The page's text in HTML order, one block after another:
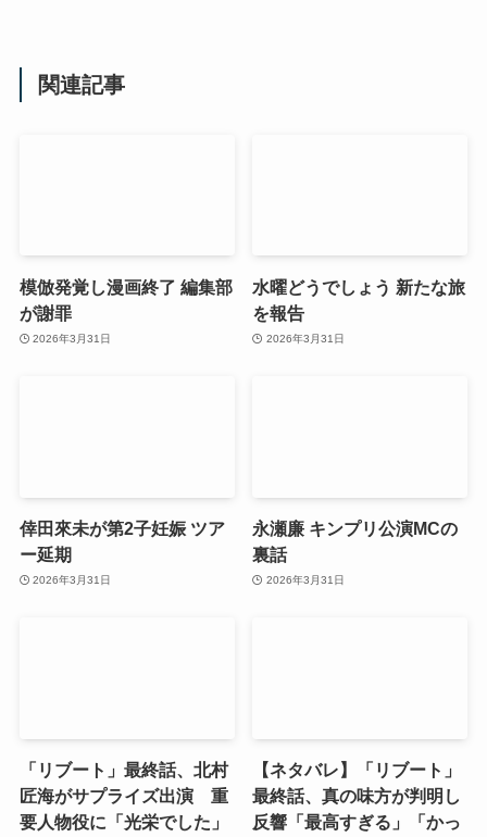
関連記事
模倣発覚し漫画終了 編集部
が謝罪
2026年3月31日
水曜どうでしょう 新たな旅
を報告
2026年3月31日
倖田來未が第2子妊娠 ツア
ー延期
2026年3月31日
永瀬廉 キンプリ公演MCの
裏話
2026年3月31日
「リブート」最終話、北村
匠海がサプライズ出演 重
要人物役に「光栄でした」
【ネタバレ】「リブート」
最終話、真の味方が判明し
反響「最高すぎる」「かっ